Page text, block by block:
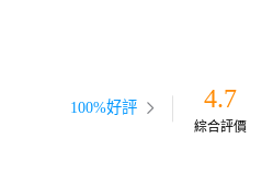
100%好評 4.7
綜合評價